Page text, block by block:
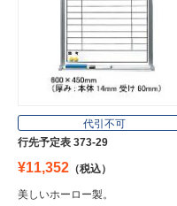
代引不可
行先予定表 373-29
¥11,352 （税込）
美しいホーロー製。